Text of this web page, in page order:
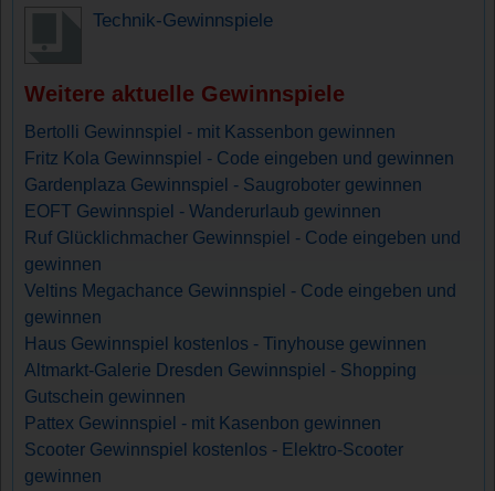
Technik-Gewinnspiele
Weitere aktuelle Gewinnspiele
Bertolli Gewinnspiel - mit Kassenbon gewinnen
Fritz Kola Gewinnspiel - Code eingeben und gewinnen
Gardenplaza Gewinnspiel - Saugroboter gewinnen
EOFT Gewinnspiel - Wanderurlaub gewinnen
Ruf Glücklichmacher Gewinnspiel - Code eingeben und
gewinnen
Veltins Megachance Gewinnspiel - Code eingeben und
gewinnen
Haus Gewinnspiel kostenlos - Tinyhouse gewinnen
Altmarkt-Galerie Dresden Gewinnspiel - Shopping
Gutschein gewinnen
Pattex Gewinnspiel - mit Kasenbon gewinnen
Scooter Gewinnspiel kostenlos - Elektro-Scooter
gewinnen